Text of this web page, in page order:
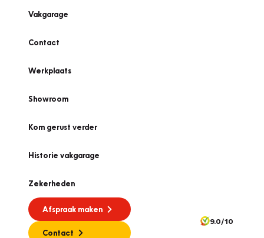
Vakgarage
Contact
Werkplaats
Showroom
Kom gerust verder
Historie vakgarage
Zekerheden
Afspraak maken
Contact
9.0/10